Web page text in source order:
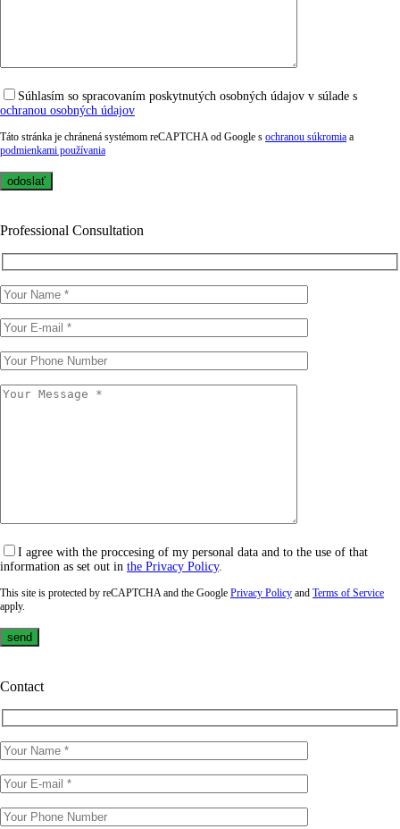
Súhlasím so spracovaním poskytnutých osobných údajov v súlade s
ochranou osobných údajov
Táto stránka je chránená systémom reCAPTCHA od Google s ochranou súkromia a
podmienkami používania
Professional Consultation
I agree with the proccesing of my personal data and to the use of that
information as set out in the Privacy Policy.
This site is protected by reCAPTCHA and the Google Privacy Policy and Terms of Service
apply.
Contact